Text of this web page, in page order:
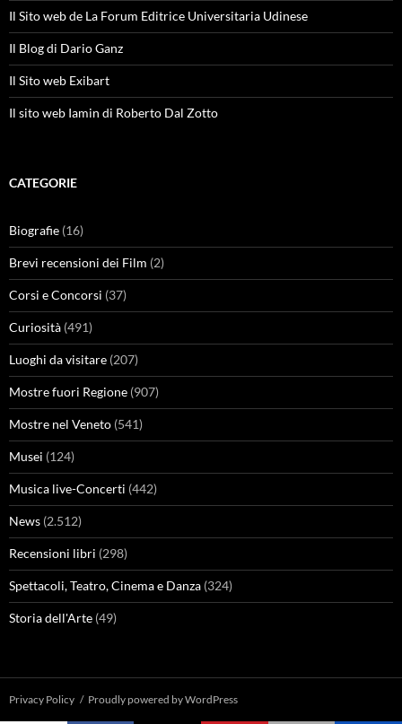
Il Sito web de La Forum Editrice Universitaria Udinese
Il Blog di Dario Ganz
Il Sito web Exibart
Il sito web Iamin di Roberto Dal Zotto
CATEGORIE
Biografie (16)
Brevi recensioni dei Film (2)
Corsi e Concorsi (37)
Curiosità (491)
Luoghi da visitare (207)
Mostre fuori Regione (907)
Mostre nel Veneto (541)
Musei (124)
Musica live-Concerti (442)
News (2.512)
Recensioni libri (298)
Spettacoli, Teatro, Cinema e Danza (324)
Storia dell'Arte (49)
Privacy Policy Proudly powered by WordPress